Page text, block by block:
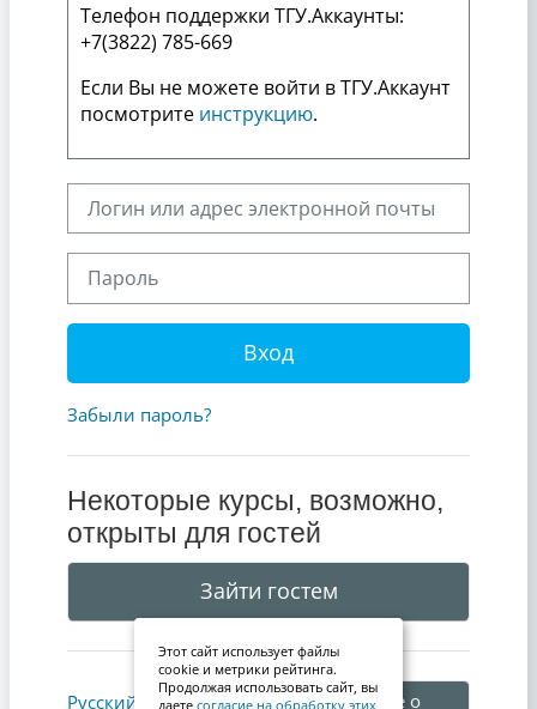
Телефон поддержки ТГУ.Аккаунты:
+7(3822) 785-669
Если Вы не можете войти в ТГУ.Аккаунт
посмотрите инструкцию.
Вход
Забыли пароль?
Некоторые курсы, возможно,
открыты для гостей
Зайти гостем
Русский ‎(ru)‎ Уведомление о
Этот сайт использует файлы
cookie и метрики рейтинга.
Продолжая использовать сайт, вы
даете согласие на обработку этих